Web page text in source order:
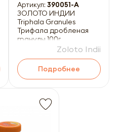
Артикул: 390051-A
ЗОЛОТО ИНДИИ
Triphala Granules
Трифала дробленая
гранулы 100г
Zoloto Indii
Подробнее